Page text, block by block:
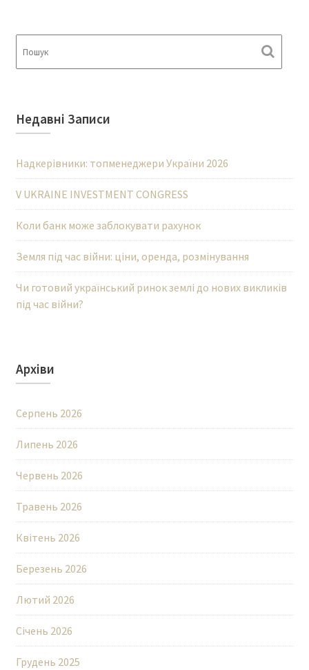
Недавні Записи
Надкерівники: топменеджери України 2026
V UKRAINE INVESTMENT CONGRESS
Коли банк може заблокувати рахунок
Земля під час війни: ціни, оренда, розмінування
Чи готовий український ринок землі до нових викликів
під час війни?
Архіви
Серпень 2026
Липень 2026
Червень 2026
Травень 2026
Квітень 2026
Березень 2026
Лютий 2026
Січень 2026
Грудень 2025